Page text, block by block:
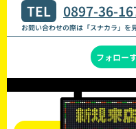
TEL 0897-36-
お問い合わせの際は「スナカラ」を
フォロー